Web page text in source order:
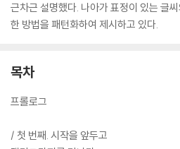
근차근 설명했다. 나아가 표정이 있는 글
한 방법을 패턴화하여 제시하고 있다.
목차
프롤로그
/ 첫 번째. 시작을 앞두고